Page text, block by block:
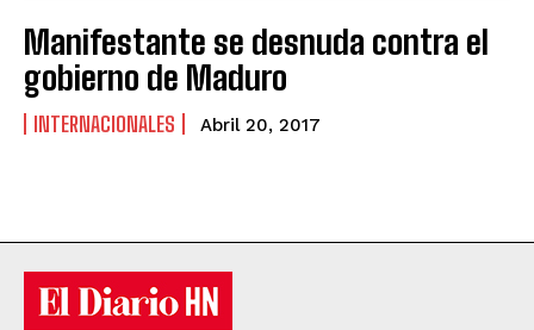
Manifestante se desnuda contra el
gobierno de Maduro
INTERNACIONALES Abril 20, 2017